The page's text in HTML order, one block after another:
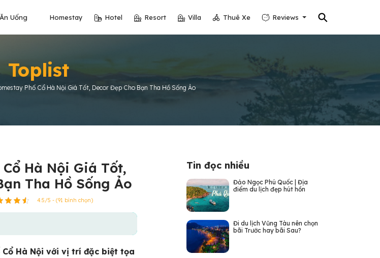
⚲
Ăn Uống Homestay Hotel Resort Villa Thuê Xe Reviews
Toplist
Phố Cổ Hà Nội Giá Tốt, Decor Đẹp Cho Bạn Tha Hồ Sống Ảo
Hà Nội Giá Tốt,
Tha Hồ Sống Ảo
4.5/5 - (91 bình chọn)
Cổ Hà Nội với vị trí đặc biệt tọa
Tin đọc nhiều
Đảo Ngọc Phú Quốc | Địa
điểm du lịch đẹp hút hồn
Đi du lịch Vũng Tàu nên chọn
bãi Trước hay bãi Sau?